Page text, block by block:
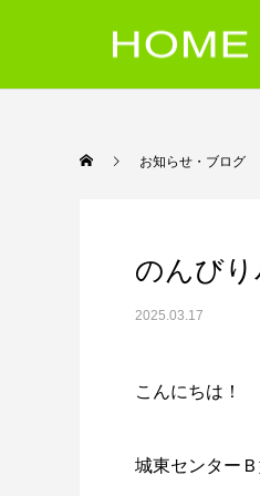
お知らせ・ブログ
のんびり
2025.03.17
こんにちは！
城東センター